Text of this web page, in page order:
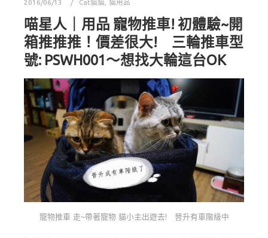
2016/06/13 Cat貓貓 貓用品
喵星人｜用品 寵物推車! 初體驗~開
箱推推推！價差很大! 三輪推車型
號: PSWH001～想找大輪這台OK
寵物推車 走~帶著寵物 貓小主出遊去! 晉升有車階級中